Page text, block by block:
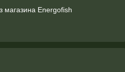
магазина Energofish